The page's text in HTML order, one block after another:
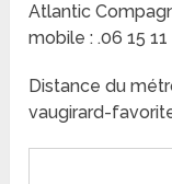
Atlantic
mobile : .06 15
Distance du
vaugirard-